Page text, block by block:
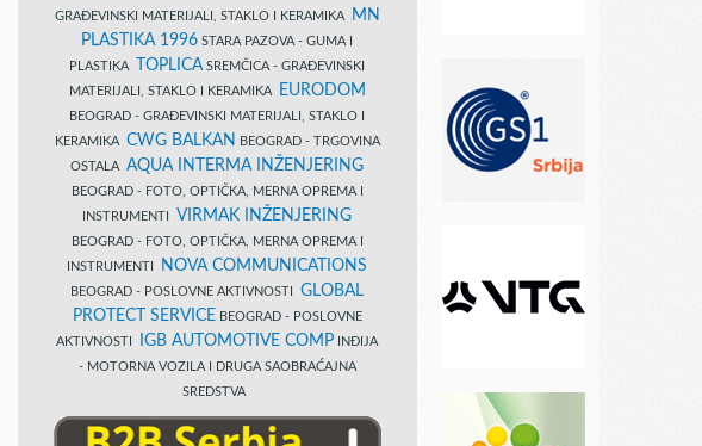
GRAĐEVINSKI MATERIJALI, STAKLO I KERAMIKA
MN
PLASTIKA 1996 STARA PAZOVA - GUMA I
PLASTIKA
TOPLICA SREMČICA - GRAĐEVINSKI
MATERIJALI, STAKLO I KERAMIKA
EURODOM
BEOGRAD - GRAĐEVINSKI MATERIJALI, STAKLO I
KERAMIKA CWG BALKAN
BEOGRAD - TRGOVINA
OSTALA AQUA INTERMA INŽENJERING
BEOGRAD - FOTO, OPTIČKA, MERNA OPREMA I
INSTRUMENTI VIRMAK INŽENJERING
BEOGRAD - FOTO, OPTIČKA, MERNA OPREMA I
INSTRUMENTI
NOVA COMMUNICATIONS
BEOGRAD - POSLOVNE AKTIVNOSTI GLOBAL
PROTECT SERVICE BEOGRAD - POSLOVNE
AKTIVNOSTI
IGB AUTOMOTIVE COMP INĐIJA
- MOTORNA VOZILA I DRUGA SAOBRAĆAJNA
SREDSTVA